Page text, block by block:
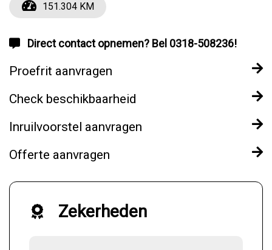
151.304 KM
Direct contact opnemen? Bel 0318-508236!
Proefrit aanvragen
Check beschikbaarheid
Inruilvoorstel aanvragen
Offerte aanvragen
Zekerheden